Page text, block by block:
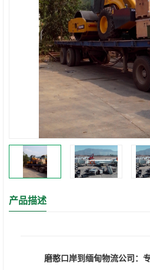
产品描述
磨憨口岸到缅甸物流公司：